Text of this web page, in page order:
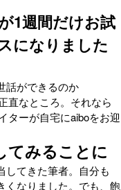
1週間だけお試
になりました
話ができるのか
なところ。それなら
ターが自宅にaiboをお迎
てみることに
してきた筆者。自分も
くなりました。でも、飽